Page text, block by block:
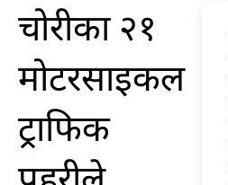
चोरीका २१
मोटरसाइकल
ट्राफिक